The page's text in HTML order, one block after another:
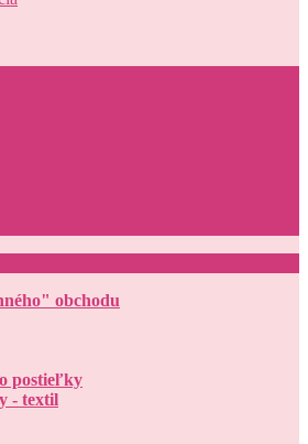
obchodu
postieľky
- textil